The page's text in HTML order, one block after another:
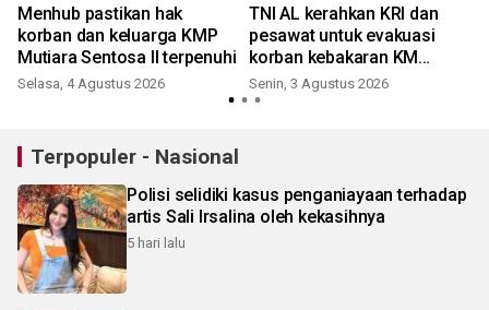
Menhub pastikan hak
korban dan keluarga KMP
Mutiara Sentosa II terpenuhi
Selasa, 4 Agustus 2026
TNI AL kerahkan KRI dan
pesawat untuk evakuasi
korban kebakaran KM
Mutiara Sentosa II
Senin, 3 Agustus 2026
Terpopuler - Nasional
Polisi selidiki kasus penganiayaan terhadap
artis Sali Irsalina oleh kekasihnya
5 hari lalu